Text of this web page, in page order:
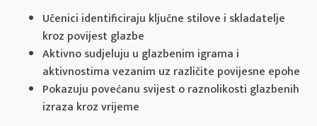
Učenici identificiraju ključne stilove i skladatelje
kroz povijest glazbe
Aktivno sudjeluju u glazbenim igrama i
aktivnostima vezanim uz različite povijesne epohe
Pokazuju povećanu svijest o raznolikosti glazbenih
izraza kroz vrijeme